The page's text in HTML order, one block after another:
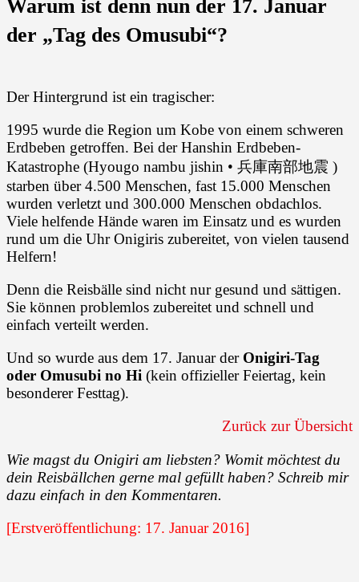
Warum ist denn nun der 17. Januar
der „Tag des Omusubi“?
Der Hintergrund ist ein tragischer:
1995 wurde die Region um Kobe von einem schweren
Erdbeben getroffen. Bei der Hanshin Erdbeben-
Katastrophe (Hyougo nambu jishin • 兵庫南部地震 )
starben über 4.500 Menschen, fast 15.000 Menschen
wurden verletzt und 300.000 Menschen obdachlos.
Viele helfende Hände waren im Einsatz und es wurden
rund um die Uhr Onigiris zubereitet, von vielen tausend
Helfern!
Denn die Reisbälle sind nicht nur gesund und sättigen.
Sie können problemlos zubereitet und schnell und
einfach verteilt werden.
Und so wurde aus dem 17. Januar der Onigiri-Tag
oder Omusubi no Hi (kein offizieller Feiertag, kein
besonderer Festtag).
Zurück zur Übersicht
Wie magst du Onigiri am liebsten? Womit möchtest du
dein Reisbällchen gerne mal gefüllt haben? Schreib mir
dazu einfach in den Kommentaren.
[Erstveröffentlichung: 17. Januar 2016]